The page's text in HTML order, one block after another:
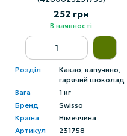
252 грн
В наявності
Розділ
Какао, капучино,
гарячий шоколад
Вага
1 кг
Бренд
Swisso
Країна
Німеччина
Артикул
231758